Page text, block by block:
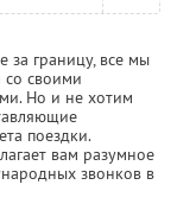
за границу, все мы
со своими
Но и не хотим
поездки.
вам разумное
звонков в